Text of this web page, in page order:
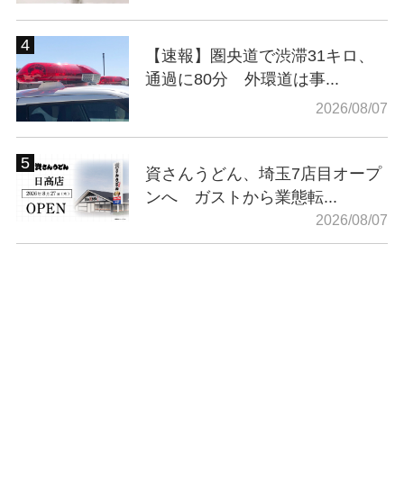
【速報】圏央道で渋滞31キロ、
通過に80分 外環道は事...
2026/08/07
資さんうどん、埼玉7店目オープ
ンへ ガストから業態転...
2026/08/07